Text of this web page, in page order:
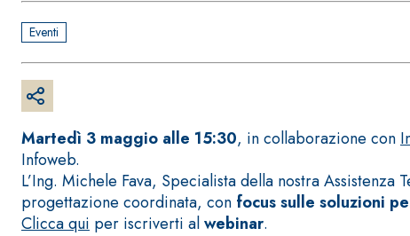
Eventi
Martedì 3 maggio alle 15:30, in collaborazione con
Infoweb.
L’Ing. Michele Fava, Specialista della nostra
progettazione coordinata, con focus sulle soluzioni
Clicca qui per iscriverti alwebinar.